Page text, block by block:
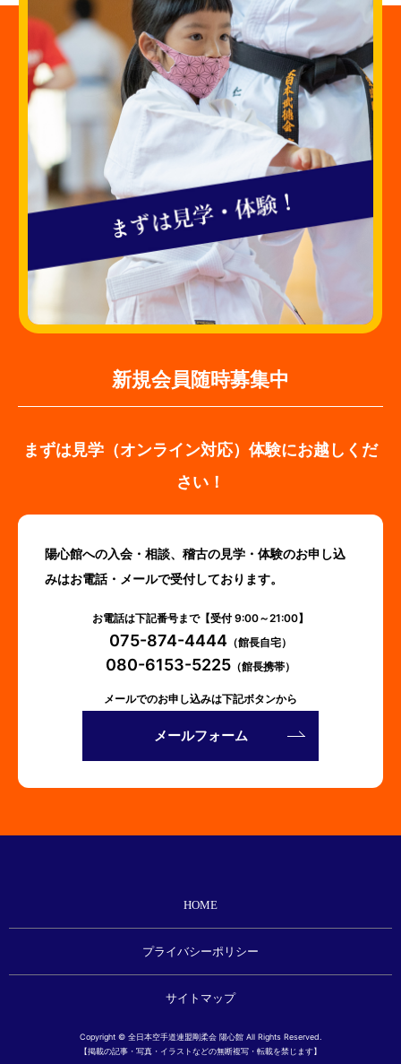
新規会員随時募集中
まずは見学（オンライン対応）体験にお越しくだ
さい！
陽心館への入会・相談、稽古の見学・体験のお申し込
みはお電話・メールで受付しております。
お電話は下記番号まで【受付 9:00～21:00】
075-874-4444 （館長自宅）
080-6153-5225 （館長携帯）
メールでのお申し込みは下記ボタンから
メールフォーム
HOME
プライバシーポリシー
サイトマップ
Copyright © 全日本空手道連盟剛柔会 陽心館 All Rights Reserved.
【掲載の記事・写真・イラストなどの無断複写・転載を禁じます】